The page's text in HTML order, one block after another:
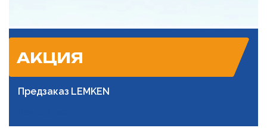
АКЦИЯ
Предзаказ LEMKEN